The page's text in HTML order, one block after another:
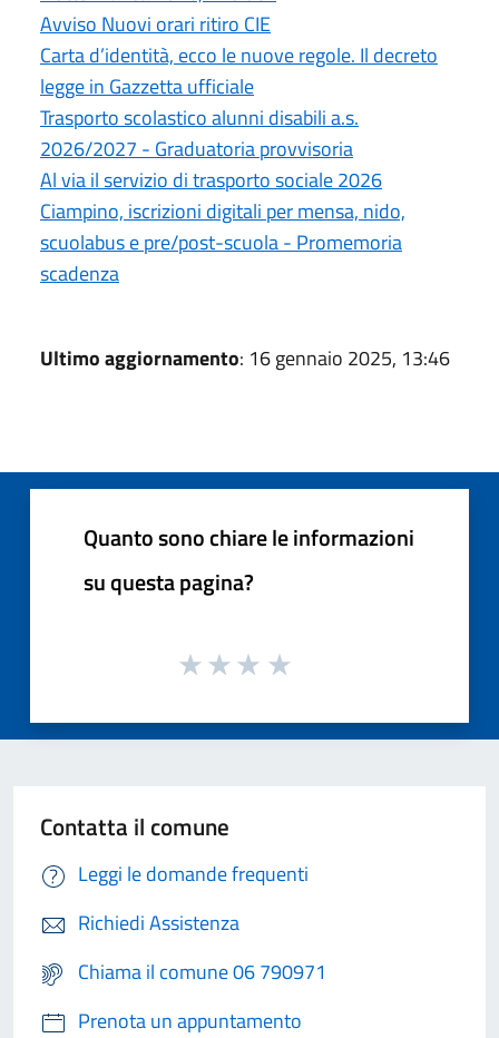
Avviso Nuovi orari ritiro CIE
Carta d’identità, ecco le nuove regole. Il decreto
legge in Gazzetta ufficiale
Trasporto scolastico alunni disabili a.s.
2026/2027 - Graduatoria provvisoria
Al via il servizio di trasporto sociale 2026
Ciampino, iscrizioni digitali per mensa, nido,
scuolabus e pre/post-scuola - Promemoria
scadenza
Ultimo aggiornamento: 16 gennaio 2025, 13:46
Quanto sono chiare le informazioni
su questa pagina?
Contatta il comune
Leggi le domande frequenti
Richiedi Assistenza
Chiama il comune 06 790971
Prenota un appuntamento